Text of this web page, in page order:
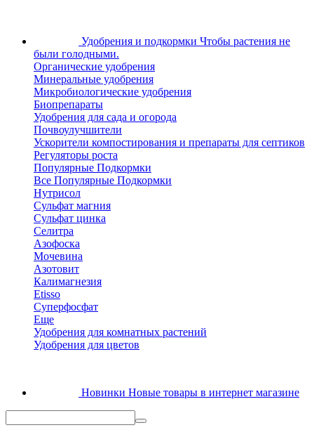
Удобрения и подкормки Чтобы растения не
были голодными.
Органические удобрения
Минеральные удобрения
Микробиологические удобрения
Биопрепараты
Удобрения для сада и огорода
Почвоулучшители
Ускорители компостирования и препараты для септиков
Регуляторы роста
Популярные Подкормки
Все Популярные Подкормки
Нутрисол
Сульфат магния
Сульфат цинка
Селитра
Азофоска
Мочевина
Азотовит
Калимагнезия
Etisso
Суперфосфат
Еще
Удобрения для комнатных растений
Удобрения для цветов
Новинки Новые товары в интернет магазине